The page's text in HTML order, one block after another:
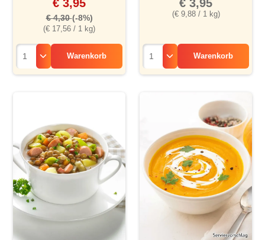
(€ 17,56 / 1 kg)
€ 3,95
€ 4,30(-8%)
Warenkorb
(€ 9,88 / 1 kg)
€ 3,95
Warenkorb